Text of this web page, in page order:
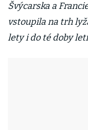
Švýcarska a
vstoupila na trh
lety i do té doby